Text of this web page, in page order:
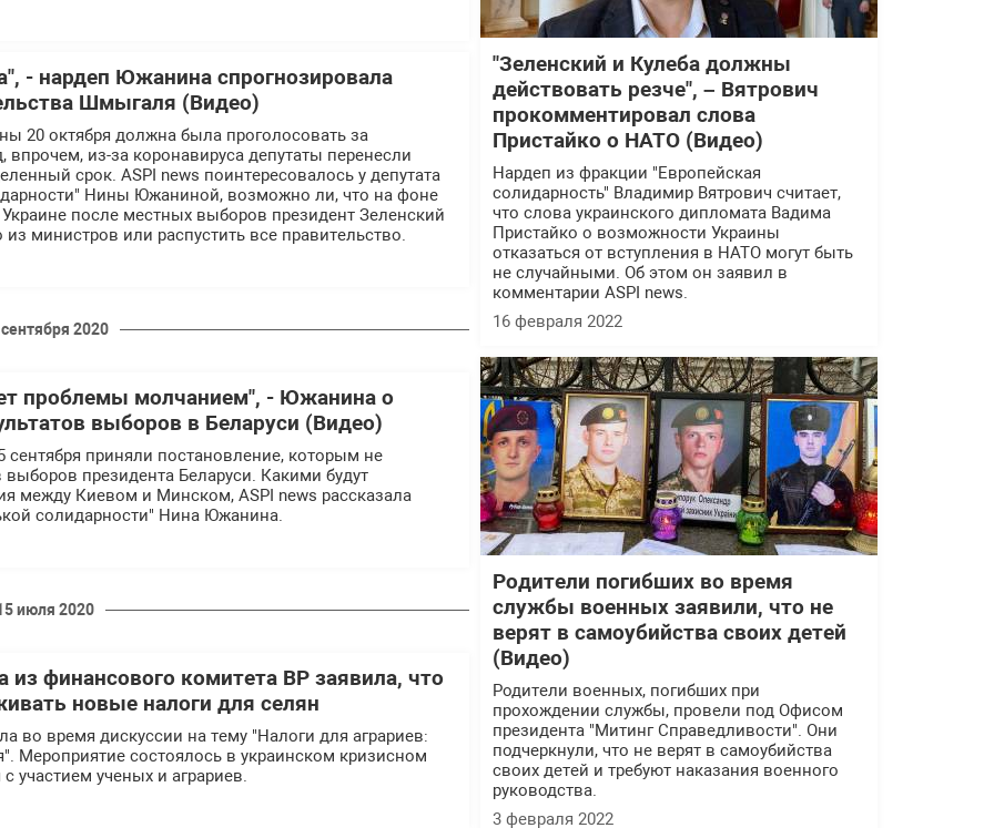
- нардеп Южанина спрогнозировала
Шмыгаля (Видео)
20 октября должна была проголосовать за
впрочем, из-за коронавируса депутаты перенесли
срок. ASPI news поинтересовалось у депутата
Нины Южаниной, возможно ли, что на фоне
после местных выборов президент Зеленский
из министров или распустить все правительство.
2020
проблемы молчанием", - Южанина о
выборов в Беларуси (Видео)
сентября приняли постановление, которым не
выборов президента Беларуси. Какими будут
между Киевом и Минском, ASPI news рассказала
солидарности" Нина Южанина.
июля 2020
финансового комитета ВР заявила, что
новые налоги для селян
во время дискуссии на тему "Налоги для аграриев:
Мероприятие состоялось в украинском кризисном
участием ученых и аграриев.
"Зеленский и Кулеба должны
действовать резче", – Вятрович
прокомментировал слова
Пристайко о НАТО (Видео)
Нардеп из фракции "Европейская
солидарность" Владимир Вятрович считает,
что слова украинского дипломата Вадима
Пристайко о возможности Украины
отказаться от вступления в НАТО могут быть
не случайными. Об этом он заявил в
комментарии ASPI news.
16 февраля 2022
Родители погибших во время
службы военных заявили, что не
верят в самоубийства своих детей
(Видео)
Родители военных, погибших при
прохождении службы, провели под Офисом
президента "Митинг Справедливости". Они
подчеркнули, что не верят в самоубийства
своих детей и требуют наказания военного
руководства.
3 февраля 2022